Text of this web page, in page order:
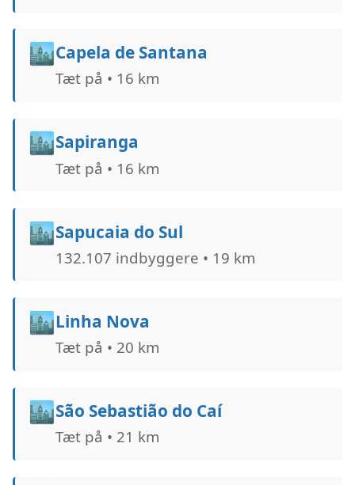
🏙️Capela de Santana
Tæt på • 16 km
🏙️Sapiranga
Tæt på • 16 km
🏙️Sapucaia do Sul
132.107 indbyggere • 19 km
🏙️Linha Nova
Tæt på • 20 km
🏙️São Sebastião do Caí
Tæt på • 21 km